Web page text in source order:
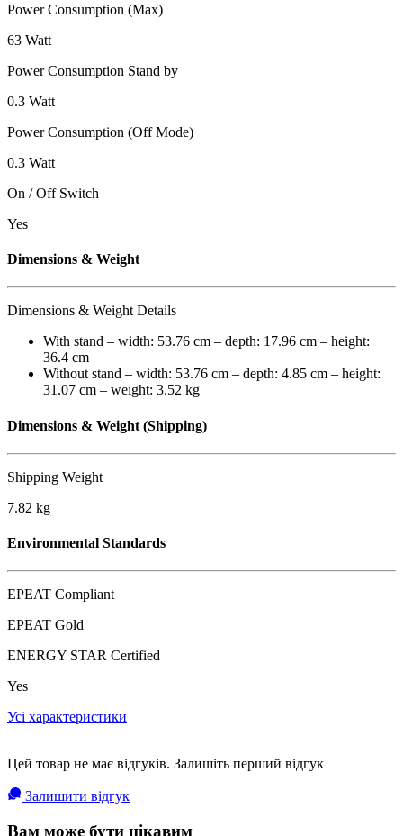
Power Consumption (Max)
63 Watt
Power Consumption Stand by
0.3 Watt
Power Consumption (Off Mode)
0.3 Watt
On / Off Switch
Yes
Dimensions & Weight
Dimensions & Weight Details
With stand – width: 53.76 cm – depth: 17.96 cm – height:
36.4 cm
Without stand – width: 53.76 cm – depth: 4.85 cm – height:
31.07 cm – weight: 3.52 kg
Dimensions & Weight (Shipping)
Shipping Weight
7.82 kg
Environmental Standards
EPEAT Compliant
EPEAT Gold
ENERGY STAR Certified
Yes
Усі характеристики
Цей товар не має відгуків. Залишіть перший відгук
Залишити відгук
Вам може бути цікавим